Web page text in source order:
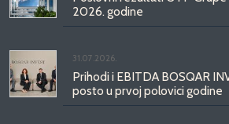
2026. godine
31.07.2026.
Prihodi i EBITDA BOSQAR
posto u prvoj polovici godine